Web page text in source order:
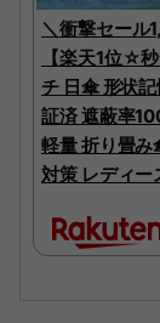
＼衝撃セール
【楽天1位☆
チ 日傘 形状
証済 遮蔽率
軽量 折り畳み
対策 レディー